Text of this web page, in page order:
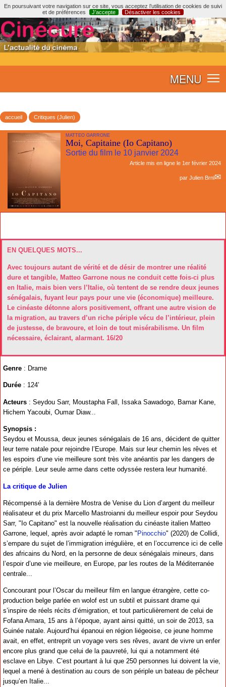
En poursuivant votre navigation sur ce site, vous acceptez l’utilisation de cookies de suivi
et de préférences
J’accepte Désactiver les cookies
MENU
accueil Critiques (Julien)
MATTEO GARRONE
Moi, Capitaine (Io Capitano)
Sortie du film le 10 janvier 2024
Article mis en ligne le 1er février 2024
par Julien Brnl
EN QUELQUES MOTS...
Avec toujours autant de vérité et de désir de montrer une réalité
dure et tangible, Matteo Garrone nous ne conduit cette fois-ci plus
en Italie, mais bien vers l’Italie, où tentent de se rendre deux jeunes
sénégalais, fuyant leur pays pour une vie (économique) meilleure.
Le cinéaste détonne alors positivement, offrant une autre vision de
la migration, au travers d’un riche périple vécu de l’intérieur, plein
de justesse, de bravoure, et loin de tout misérabilisme. Un film
nécessaire, éclairant, alarmant. 16/20
Genre : Drame
Durée : 124’
Acteurs : Seydou Sarr, Moustapha Fall, Issaka Sawadogo, Bamar Kane,
Hichem Yacoubi, Oumar Diaw...
Synopsis :
Seydou et Moussa, deux jeunes sénégalais de 16 ans, décident de quitter
leur terre natale pour rejoindre l’Europe. Mais sur leur chemin les rêves et
les espoirs d’une vie meilleure sont très vite anéantis par les dangers de
ce périple. Leur seule arme dans cette odyssée restera leur humanité.
La critique de Julien
Récompensé à la dernière Mostra de Venise du Lion d’argent du meilleur
réalisateur et du prix Marcello Mastroianni du meilleur espoir pour Seydou
Sarr, "Io Capitano" est la nouvelle réalisation du cinéaste italien Matteo
Garrone, lequel, après avoir adapté le roman " Pinocchio" (2020) de Collidi,
s’empare du sujet de l’immigration irrégulière, et en l’occurrence ici de celle
des africains du Nord, en la personne de deux sénégalais mineurs, dans
l’espoir d’une vie meilleure, en Europe, par les routes de la Méditerranée
centrale...
Concourant pour l’Oscar du meilleur film en langue étrangère, cette co-
production belge parlée en wolof est un subtil et puissant drame qui
s’inspire de réels récits d’émigration, et tout particulièrement de celui de
Fofana Amara, 15 ans à l’époque, ayant ainsi quitté, un soir de 2013, sa
Guinée natale. Aujourd’hui épanoui en région liégeoise, ce jeune homme
avait, en effet, entreprit un voyage vers ses rêves, avant de vivre un enfer
encore plus grand que celui de la pauvreté, lui qui a notamment été
esclave en Libye. C’est pourtant à lui que 250 personnes lui doivent la vie,
lequel a mené à destination au cours de son périple un bateau de pêcheur
jusqu’en Italie...